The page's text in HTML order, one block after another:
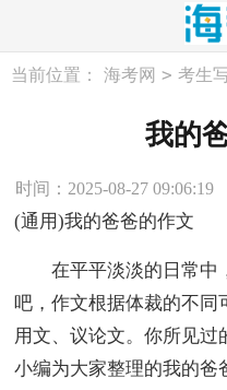
当前位置： 海考网 > 考生
我的
时间：2025-08-27 09:06:19
(通用)我的爸爸的作文
在平平淡淡的日常中
吧，作文根据体裁的不同
用文、议论文。你所见过
小编为大家整理的我的爸